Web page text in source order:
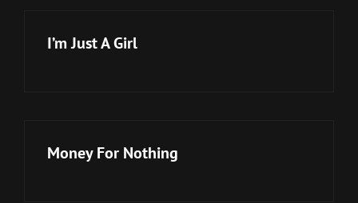
I’m Just A Girl
Money For Nothing